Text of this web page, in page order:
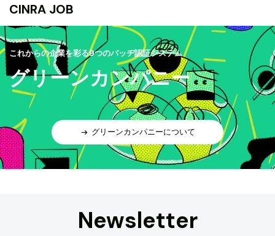
CINRA JOB
これからの企業を彩る9つのバッヂ認証システム
グリーンカンパニー
グリーンカンパニーについて
Newsletter